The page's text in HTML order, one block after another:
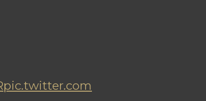
pic.twitter.com